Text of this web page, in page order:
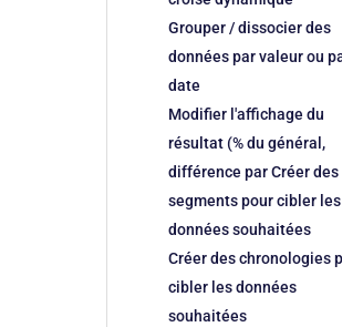
Grouper / dissocier des
données par valeur ou
date
Modifier l'affichage du
résultat (% du général,
différence par Créer des
segments pour cibler les
données souhaitées
Créer des chronologies
cibler les données
souhaitées